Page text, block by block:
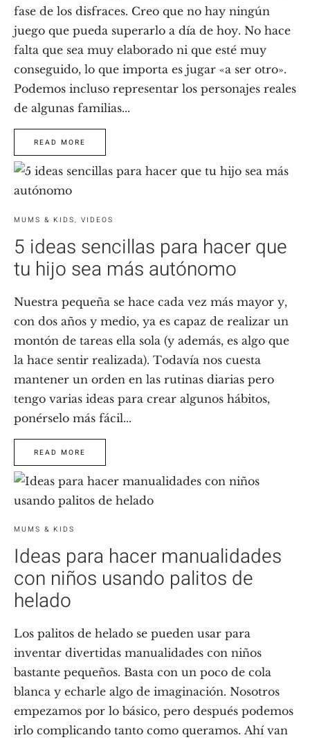
fase de los disfraces. Creo que no hay ningún
juego que pueda superarlo a día de hoy. No hace
falta que sea muy elaborado ni que esté muy
conseguido, lo que importa es jugar «a ser otro».
Podemos incluso representar los personajes reales
de algunas familias...
READ MORE
MUMS & KIDS, VIDEOS
5 ideas sencillas para hacer que
tu hijo sea más autónomo
Nuestra pequeña se hace cada vez más mayor y,
con dos años y medio, ya es capaz de realizar un
montón de tareas ella sola (y además, es algo que
la hace sentir realizada). Todavía nos cuesta
mantener un orden en las rutinas diarias pero
tengo varias ideas para crear algunos hábitos,
ponérselo más fácil...
READ MORE
MUMS & KIDS
Ideas para hacer manualidades
con niños usando palitos de
helado
Los palitos de helado se pueden usar para
inventar divertidas manualidades con niños
bastante pequeños. Basta con un poco de cola
blanca y echarle algo de imaginación. Nosotros
empezamos por lo básico, pero después podemos
irlo complicando tanto como queramos. Ahí van